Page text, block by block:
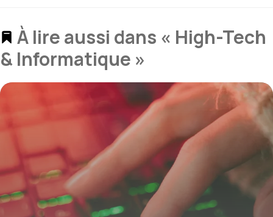
À lire aussi dans « High-Tech
& Informatique »